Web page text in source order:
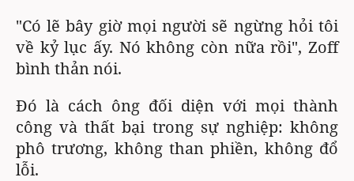
"Có lẽ bây giờ mọi người sẽ ngừng hỏi tôi
về kỷ lục ấy. Nó không còn nữa rồi", Zoff
bình thản nói.
Đó là cách ông đối diện với mọi thành
công và thất bại trong sự nghiệp: không
phô trương, không than phiền, không đổ
lỗi.